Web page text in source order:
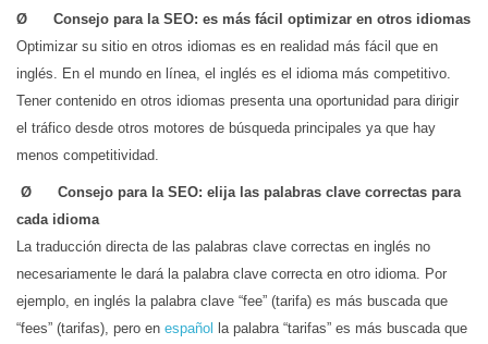
Ø Consejo para la SEO: es más fácil optimizar en otros idiomas
Optimizar su sitio en otros idiomas es en realidad más fácil que en
inglés. En el mundo en línea, el inglés es el idioma más competitivo.
Tener contenido en otros idiomas presenta una oportunidad para dirigir
el tráfico desde otros motores de búsqueda principales ya que hay
menos competitividad.
Ø Consejo para la SEO: elija las palabras clave correctas para
cada idioma
La traducción directa de las palabras clave correctas en inglés no
necesariamente le dará la palabra clave correcta en otro idioma. Por
ejemplo, en inglés la palabra clave “fee” (tarifa) es más buscada que
“fees” (tarifas), pero en español
la palabra “tarifas” es más buscada que